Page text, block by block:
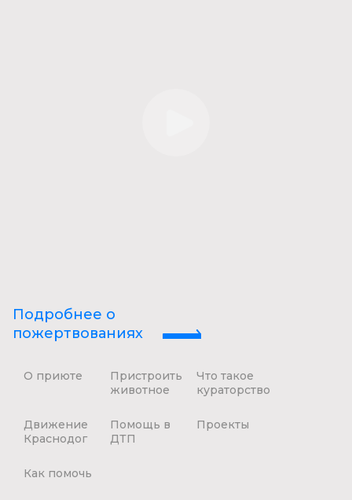
Подробнее о
пожертвованиях
О приюте
Пристроить
животное
Что такое
кураторство
Движение
Краснодог
Помощь в
ДТП
Проекты
Как помочь